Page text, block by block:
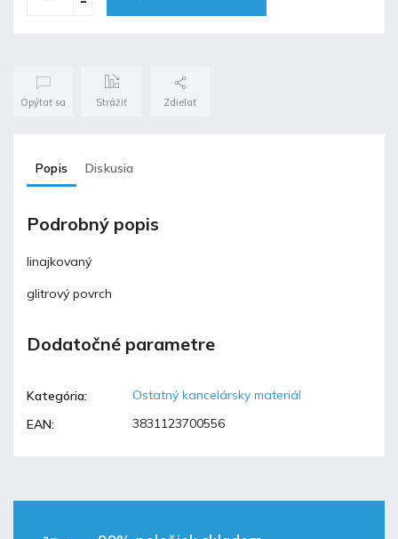
Opýtať sa Strážiť Zdieľať
Popis Diskusia
Podrobný popis
linajkovaný
glitrový povrch
Dodatočné parametre
Kategória:
Ostatný kancelársky materiál
EAN: 3831123700556